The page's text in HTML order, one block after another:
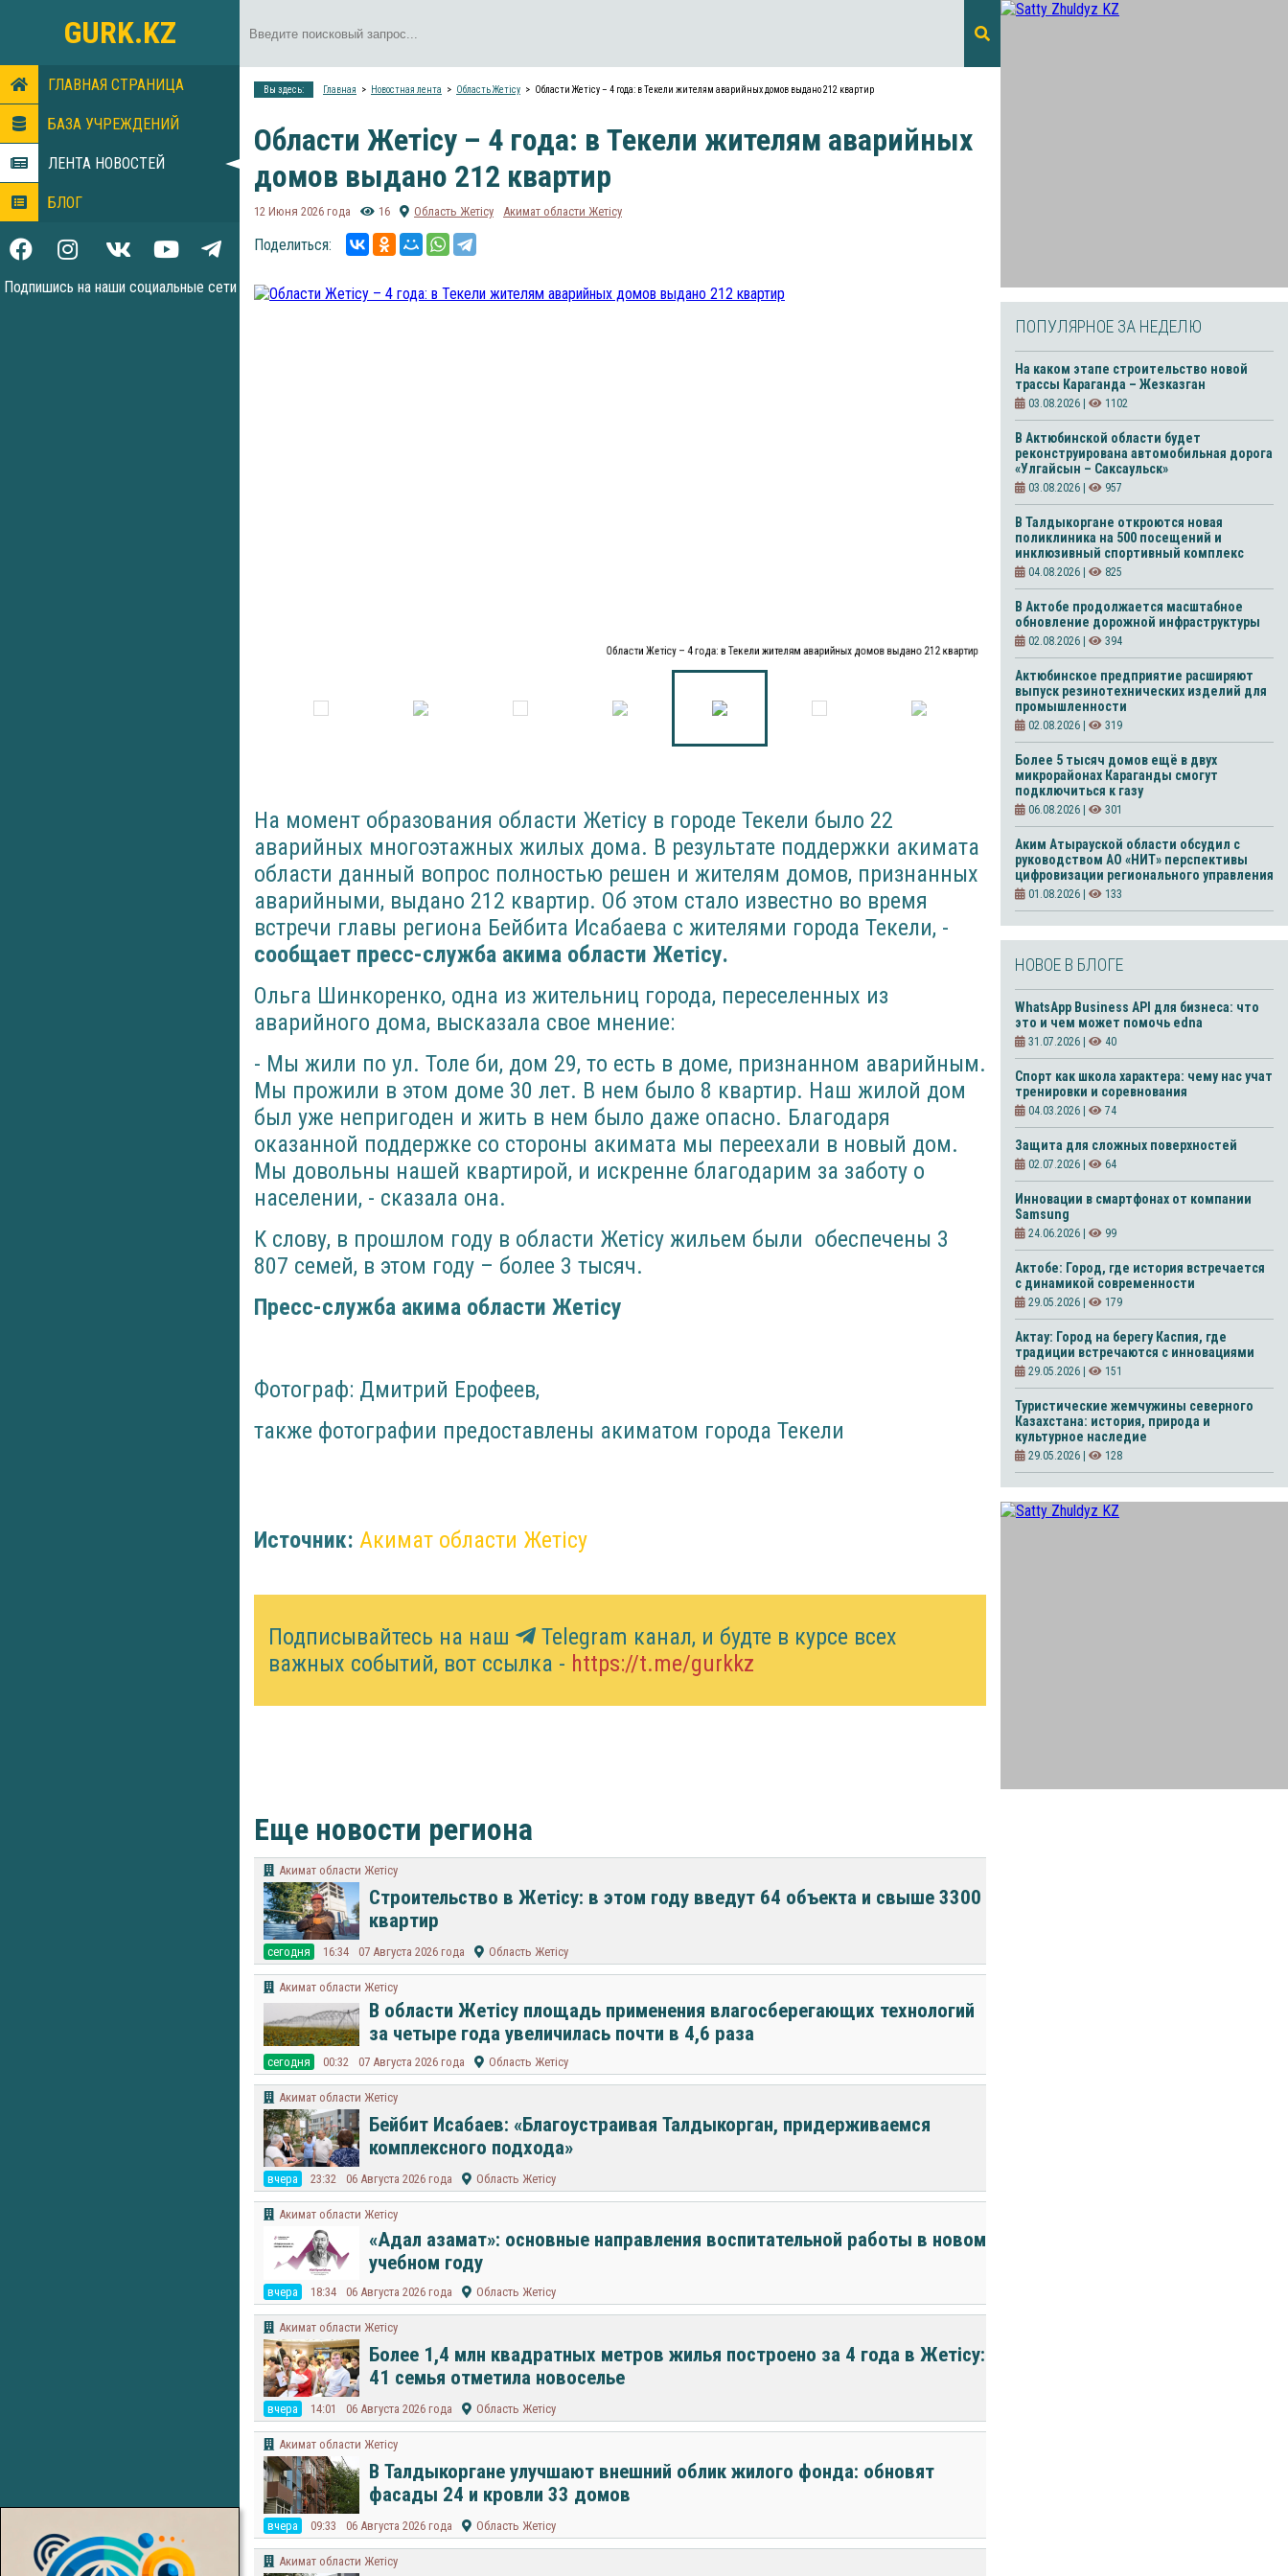
GURK.KZ
ГЛАВНАЯ СТРАНИЦА
БАЗА УЧРЕЖДЕНИЙ
ЛЕНТА НОВОСТЕЙ
БЛОГ
Подпишись на наши социальные сети
Вы здесь: Главная Новостная лента Область Жетісу Области Жетісу – 4 года: в Текели жителям аварийных домов выдано 212 квартир
Области Жетісу – 4 года: в Текели жителям аварийных
домов выдано 212 квартир
12 Июня 2026 года 16 Область Жетісу Акимат области Жетісу
Поделиться:
Области Жетісу – 4 года: в Текели жителям аварийных домов выдано 212 квартир
На момент образования области Жетісу в городе Текели было 22
аварийных многоэтажных жилых дома. В результате поддержки акимата
области данный вопрос полностью решен и жителям домов, признанных
аварийными, выдано 212 квартир. Об этом стало известно во время
встречи главы региона Бейбита Исабаева с жителями города Текели, -
сообщает пресс-служба акима области Жетісу.
Ольга Шинкоренко, одна из жительниц города, переселенных из
аварийного дома, высказала свое мнение:
- Мы жили по ул. Толе би, дом 29, то есть в доме, признанном аварийным.
Мы прожили в этом доме 30 лет. В нем было 8 квартир. Наш жилой дом
был уже непригоден и жить в нем было даже опасно. Благодаря
оказанной поддержке со стороны акимата мы переехали в новый дом.
Мы довольны нашей квартирой, и искренне благодарим за заботу о
населении, - сказала она.
К слову, в прошлом году в области Жетісу жильем были обеспечены 3
807 семей, в этом году – более 3 тысяч.
Пресс-служба акима области Жетісу
Фотограф: Дмитрий Ерофеев,
также фотографии предоставлены акиматом города Текели
Источник: Акимат области Жетісу
Подписывайтесь на наш
Telegram канал, и будте в курсе всех
важных событий, вот ссылка - https://t.me/gurkkz
Еще новости региона
Акимат области Жетісу
Строительство в Жетісу: в этом году введут 64 объекта и свыше 3300
квартир
cегодня 16:34 07 Августа 2026 года Область Жетісу
Акимат области Жетісу
В области Жетісу площадь применения влагосберегающих технологий
за четыре года увеличилась почти в 4,6 раза
cегодня 00:32 07 Августа 2026 года Область Жетісу
Акимат области Жетісу
Бейбит Исабаев: «Благоустраивая Талдыкорган, придерживаемся
комплексного подхода»
вчера 23:32 06 Августа 2026 года Область Жетісу
Акимат области Жетісу
«Адал азамат»: основные направления воспитательной работы в новом
учебном году
вчера 18:34 06 Августа 2026 года Область Жетісу
Акимат области Жетісу
Более 1,4 млн квадратных метров жилья построено за 4 года в Жетісу:
41 семья отметила новоселье
вчера 14:01 06 Августа 2026 года Область Жетісу
Акимат области Жетісу
В Талдыкоргане улучшают внешний облик жилого фонда: обновят
фасады 24 и кровли 33 домов
вчера 09:33 06 Августа 2026 года Область Жетісу
Акимат области Жетісу
ПОПУЛЯРНОЕ ЗА НЕДЕЛЮ
На каком этапе строительство новой
трассы Караганда – Жезказган
03.08.2026 | 1102
В Актюбинской области будет
реконструирована автомобильная дорога
«Улгайсын – Саксаульск»
03.08.2026 | 957
В Талдыкоргане откроются новая
поликлиника на 500 посещений и
инклюзивный спортивный комплекс
04.08.2026 | 825
В Актобе продолжается масштабное
обновление дорожной инфраструктуры
02.08.2026 | 394
Актюбинское предприятие расширяют
выпуск резинотехнических изделий для
промышленности
02.08.2026 | 319
Более 5 тысяч домов ещё в двух
микрорайонах Караганды смогут
подключиться к газу
06.08.2026 | 301
Аким Атырауской области обсудил с
руководством АО «НИТ» перспективы
цифровизации регионального управления
01.08.2026 | 133
НОВОЕ В БЛОГЕ
WhatsApp Business API для бизнеса: что
это и чем может помочь edna
31.07.2026 | 40
Спорт как школа характера: чему нас учат
тренировки и соревнования
04.03.2026 | 74
Защита для сложных поверхностей
02.07.2026 | 64
Инновации в смартфонах от компании
Samsung
24.06.2026 | 99
Актобе: Город, где история встречается
с динамикой современности
29.05.2026 | 179
Актау: Город на берегу Каспия, где
традиции встречаются с инновациями
29.05.2026 | 151
Туристические жемчужины северного
Казахстана: история, природа и
культурное наследие
29.05.2026 | 128